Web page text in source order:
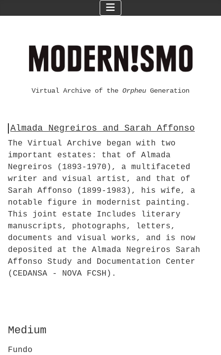
Virtual Archive of the Orpheu Generation
Almada Negreiros and Sarah Affonso
The Virtual Archive began with two
important estates: that of Almada
Negreiros (1893-1970), a multifaceted
writer and visual artist, and that of
Sarah Affonso (1899-1983), his wife, a
notable figure in modernist painting.
This joint estate Includes literary
manuscripts, photographs, letters,
documents and visual works, and is now
deposited at the Almada Negreiros Sarah
Affonso Study and Documentation Center
(CEDANSA - NOVA FCSH).
Medium
Fundo